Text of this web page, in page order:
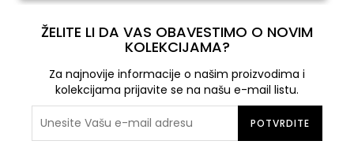
ŽELITE LI DA VAS OBAVESTIMO O NOVIM
KOLEKCIJAMA?
Za najnovije informacije o našim proizvodima i
kolekcijama prijavite se na našu e-mail listu.
POTVRDITE